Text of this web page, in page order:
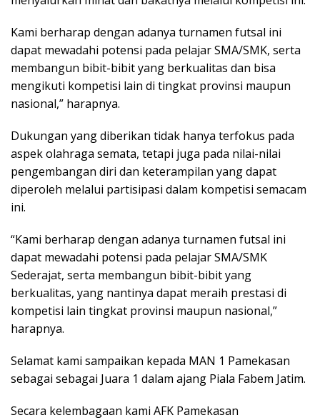
Kami berharap dengan adanya turnamen futsal ini
dapat mewadahi potensi pada pelajar SMA/SMK, serta
membangun bibit-bibit yang berkualitas dan bisa
mengikuti kompetisi lain di tingkat provinsi maupun
nasional,” harapnya.
Dukungan yang diberikan tidak hanya terfokus pada
aspek olahraga semata, tetapi juga pada nilai-nilai
pengembangan diri dan keterampilan yang dapat
diperoleh melalui partisipasi dalam kompetisi semacam
ini.
“Kami berharap dengan adanya turnamen futsal ini
dapat mewadahi potensi pada pelajar SMA/SMK
Sederajat, serta membangun bibit-bibit yang
berkualitas, yang nantinya dapat meraih prestasi di
kompetisi lain tingkat provinsi maupun nasional,”
harapnya.
Selamat kami sampaikan kepada MAN 1 Pamekasan
sebagai sebagai Juara 1 dalam ajang Piala Fabem Jatim.
Secara kelembagaan kami AFK Pamekasan